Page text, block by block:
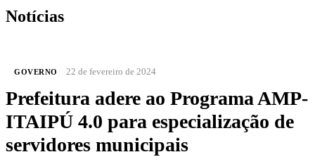
Notícias
GOVERNO 22 de fevereiro de 2024
Prefeitura adere ao Programa AMP-
ITAIPÚ 4.0 para especialização de
servidores municipais